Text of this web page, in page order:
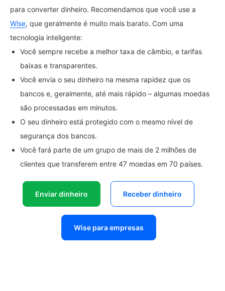
para converter dinheiro. Recomendamos que você use a
Wise, que geralmente é muito mais barato. Com uma
tecnologia inteligente:
Você sempre recebe a melhor taxa de câmbio, e tarifas
baixas e transparentes.
Você envia o seu dinheiro na mesma rapidez que os
bancos e, geralmente, até mais rápido – algumas moedas
são processadas em minutos.
O seu dinheiro está protegido com o mesmo nível de
segurança dos bancos.
Você fará parte de um grupo de mais de 2 milhões de
clientes que transferem entre 47 moedas em 70 países.
Enviar dinheiro Receber dinheiro
Wise para empresas